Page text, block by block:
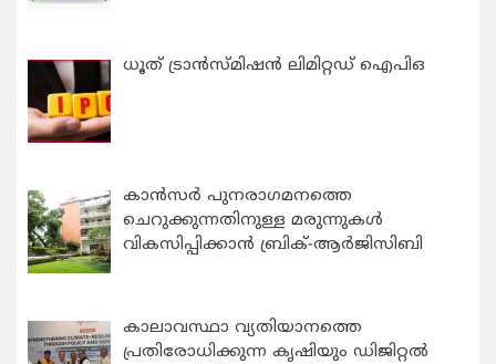
ധൂത് ട്രാൻസ്മിഷൻ ലിമിറ്റഡ് ഐപിഒ
കാന്‍സര്‍ പുനരാഗമനത്തെ
ചെറുക്കുന്നതിനുള്ള മരുന്നുകള്‍
വികസിപ്പിക്കാന്‍ ബ്രിക്-ആര്‍ജിസിബി
കാലാവസ്ഥാ വ്യതിയാനത്തെ
പ്രതിരോധിക്കുന്ന കൃഷിയും ഡിജിറ്റൽ